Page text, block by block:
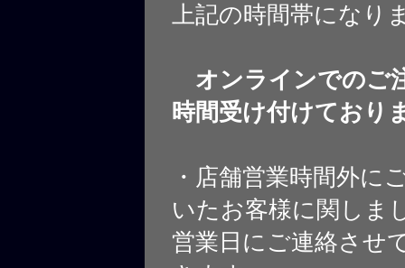
上記の時間帯になり
オンラインでのご
時間受け付けており
・店舗営業時間外に
いたお客様に関しま
営業日にご連絡させ